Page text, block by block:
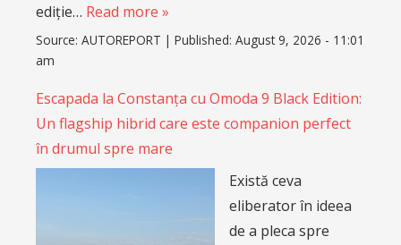
ediție… Read more »
Source: AUTOREPORT | Published: August 9, 2026 - 11:01
am
Escapada la Constanța cu Omoda 9 Black Edition:
Un flagship hibrid care este companion perfect
în drumul spre mare
Există ceva
eliberator în ideea
de a pleca spre